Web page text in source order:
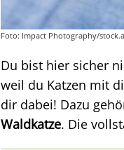
Foto: Impact Photography/
Du bist hier sicher
weil du Katzen mit
dir dabei! Dazu
Waldkatze. Die